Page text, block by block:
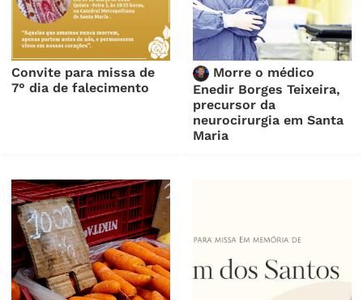
Convite para missa de
7° dia de falecimento
Morre o médico
Enedir Borges Teixeira,
precursor da
neurocirurgia em Santa
Maria